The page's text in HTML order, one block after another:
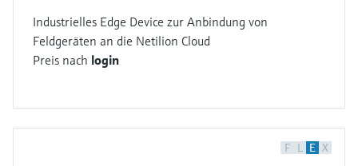
Industrielles Edge Device zur Anbindung von
Feldgeräten an die Netilion Cloud
Preis nach login
F L E X